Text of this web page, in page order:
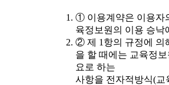
① 이용계약은 이용자
육정보원의 이용 승낙
② 제 1항의 규정에 의
을 할 때에는 교육정
요로 하는
사항을 전자적방식(교